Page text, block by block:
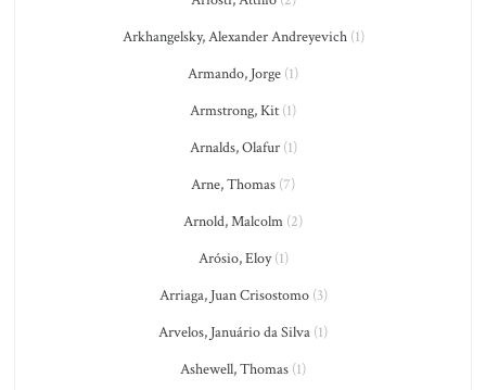
Arkhangelsky, Alexander Andreyevich(1)
Armando, Jorge (1)
Armstrong, Kit (1)
Arnalds, Olafur(1)
Arne, Thomas (7)
Arnold, Malcolm (2)
Arósio, Eloy(1)
Arriaga, Juan Crisostomo(3)
Arvelos, Januário da Silva (1)
Ashewell, Thomas (1)